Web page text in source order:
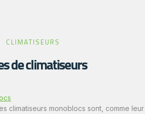
CLIMATISEURS
de climatiseurs
climatiseurs monoblocs sont, comme leur